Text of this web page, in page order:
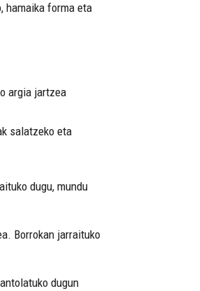
hamaika forma eta
argia jartzea
salatzeko eta
dugu, mundu
Borrokan jarraituko
dugun